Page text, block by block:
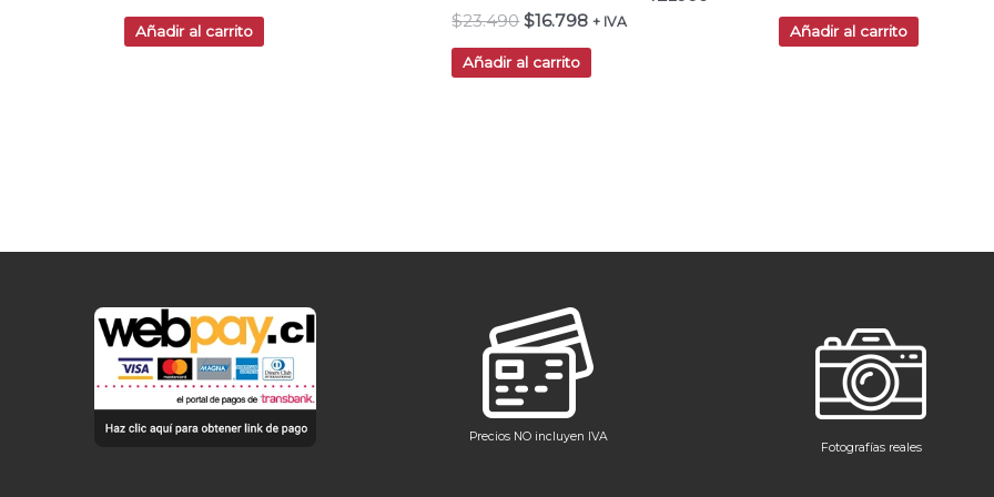
Añadir al carrito $23.490 $16.798 + IVA
Añadir al carrito
Añadir al carrito
Precios NO incluyen IVA
Fotografías reales